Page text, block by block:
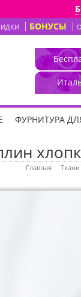
БОНУСЫ
ФУРНИТУРА
Главная Ткани